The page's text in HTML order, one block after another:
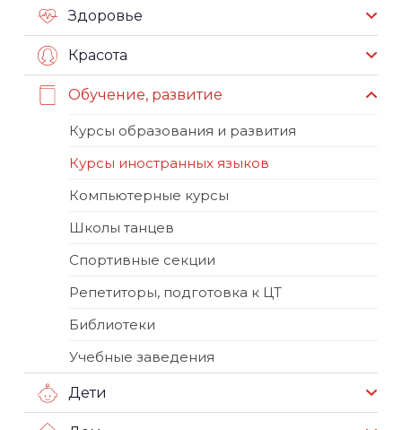
Здоровье
Красота
Обучение, развитие
Курсы образования и развития
Курсы иностранных языков
Компьютерные курсы
Школы танцев
Спортивные секции
Репетиторы, подготовка к ЦТ
Библиотеки
Учебные заведения
Дети